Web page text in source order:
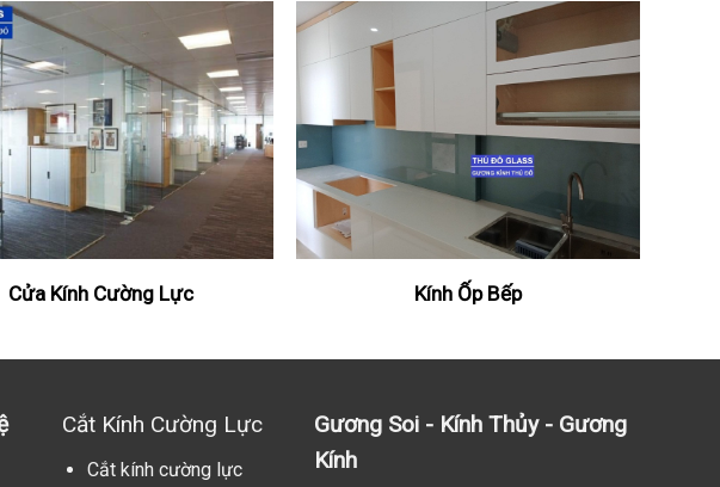
Cửa Kính Cường Lực Kính Ốp Bếp
Cắt Kính Cường Lực
Cắt kính cường lực
Gương Soi - Kính Thủy - Gương
Kính